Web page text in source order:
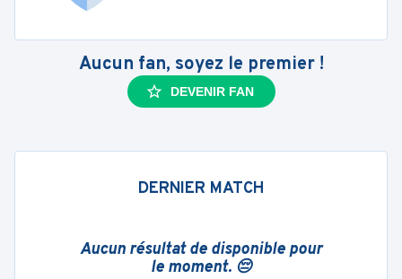
Aucun fan, soyez le premier !
DEVENIR FAN
DERNIER MATCH
Aucun résultat de disponible pour
le moment. 😔